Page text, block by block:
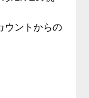
ウントからの